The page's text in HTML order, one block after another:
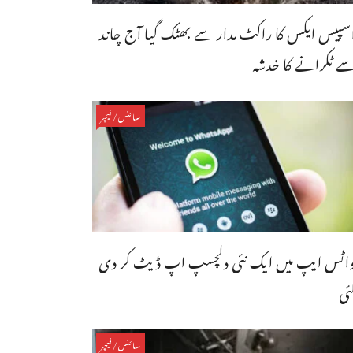
ایکس کا راکٹ مدار سے بھٹک گیا آج چاند
ٹکرانے کا خدشہ
سائنس/فیچر
ایپ میں ایک نئی دلچسپ اپ ڈیٹ کر دی
سائنس/فیچر